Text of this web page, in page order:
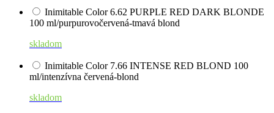
Inimitable Color 6.62 PURPLE RED DARK BLONDE
100 ml/purpurovočervená-tmavá blond
skladom
Inimitable Color 7.66 INTENSE RED BLOND 100
ml/intenzívna červená-blond
skladom